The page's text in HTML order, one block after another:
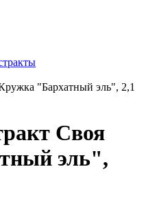
"Бархатный эль", 2,1
Своя
эль",